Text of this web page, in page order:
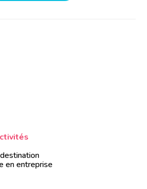
en entreprise